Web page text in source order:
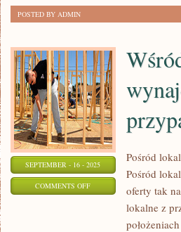
POSTED BY ADMIN
SEPTEMBER - 16 - 2025
COMMENTS OFFON
Pośród
Pośród
oferty tak
lokalne z